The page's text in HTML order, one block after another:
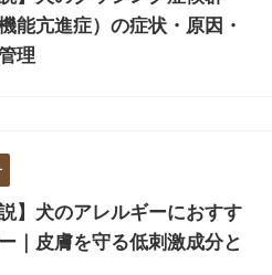
能亢進症）の症状・原因・
理
説】犬のアレルギーにおすす
｜皮膚を守る低刺激成分と